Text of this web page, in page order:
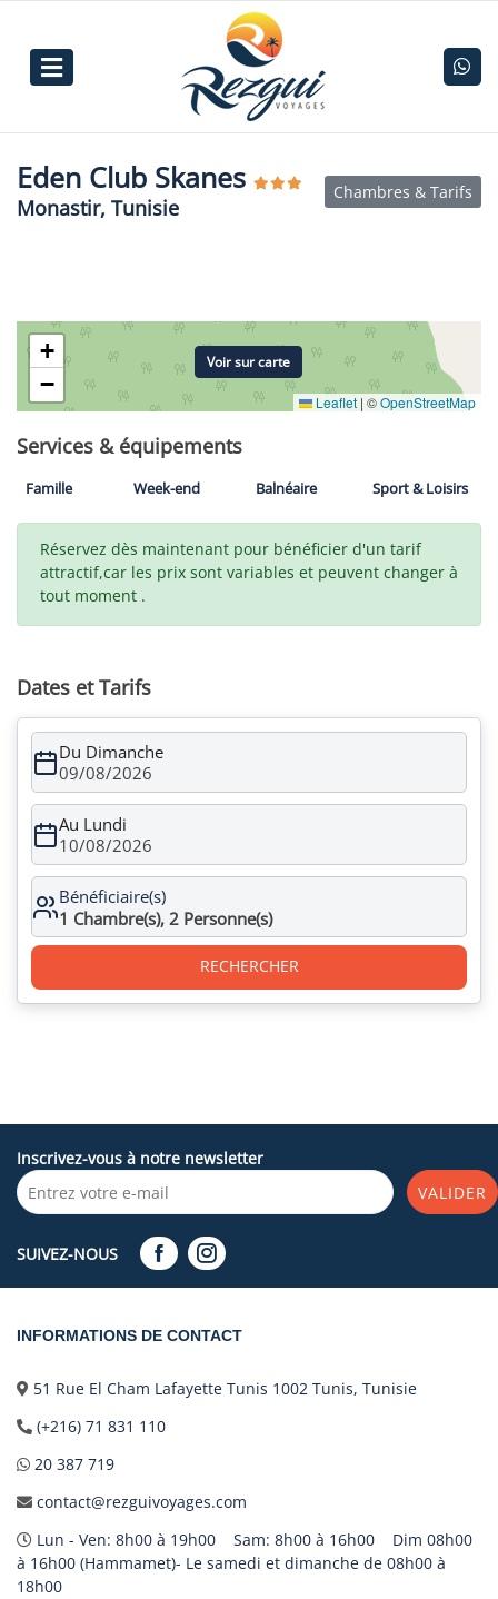
Eden Club Skanes
Monastir, Tunisie
Chambres & Tarifs
+
−
Leaflet | ©OpenStreetMap
Voir sur carte
Services & équipements
Famille Week-end Balnéaire Sport & Loisirs
Réservez dès maintenant pour bénéficier d'un tarif
attractif,car les prix sont variables et peuvent changer à
tout moment .
Dates et Tarifs
Du Dimanche
09/08/2026
Au Lundi
10/08/2026
Bénéficiaire(s)
1 Chambre(s), 2 Personne(s)
RECHERCHER
Inscrivez-vous à notre newsletter
VALIDER
SUIVEZ-NOUS
INFORMATIONS DE CONTACT
51 Rue El Cham Lafayette Tunis 1002 Tunis, Tunisie
(+216) 71 831 110
20 387 719
contact@rezguivoyages.com
Lun - Ven: 8h00 à 19h00 Sam: 8h00 à 16h00 Dim 08h00
à 16h00 (Hammamet)- Le samedi et dimanche de 08h00 à
18h00